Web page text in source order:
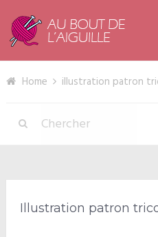
Home illustration patron
Illustration patron